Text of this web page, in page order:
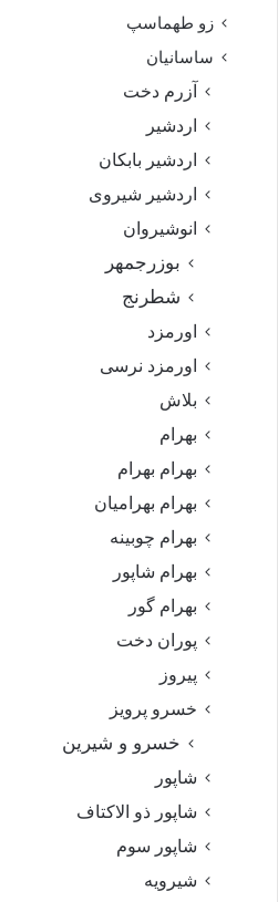
زو طهماسپ‏
ساسانیان
آزرم دخت
اردشیر
اردشیر بابکان
اردشیر شیروی
انوشیروان
بوزرجمهر
شطرنج
اورمزد
اورمزد نرسى‏
بلاش
بهرام
بهرام بهرام
بهرام بهرامیان‏
بهرام چوبینه
بهرام شاپور
بهرام گور
پوران دخت
پیروز
خسرو پرویز
خسرو و شیرین
شاپور
شاپور ذو الاکتاف
شاپور سوم‏
شیرویه